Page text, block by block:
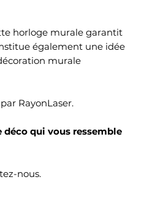
horloge murale garantit
également une idée
murale
RayonLaser.
qui vous ressemble
nous.